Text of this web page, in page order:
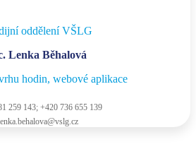
oddělení VŠLG
Lenka Běhalová
hodin, webové aplikace
259 143; +420 736 655 139